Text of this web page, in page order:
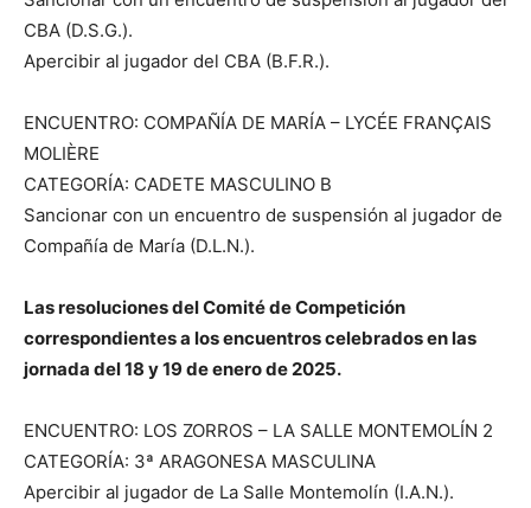
CBA (D.S.G.).
Apercibir al jugador del CBA (B.F.R.).
ENCUENTRO: COMPAÑÍA DE MARÍA – LYCÉE FRANÇAIS
MOLIÈRE
CATEGORÍA: CADETE MASCULINO B
Sancionar con un encuentro de suspensión al jugador de
Compañía de María (D.L.N.).
Las resoluciones del Comité de Competición
correspondientes a los encuentros celebrados en las
jornada del 18 y 19 de enero de 2025.
ENCUENTRO: LOS ZORROS – LA SALLE MONTEMOLÍN 2
CATEGORÍA: 3ª ARAGONESA MASCULINA
Apercibir al jugador de La Salle Montemolín (I.A.N.).